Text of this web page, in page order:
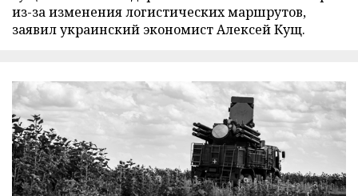
из-за изменения логистических маршрутов,
заявил украинский экономист Алексей Кущ.